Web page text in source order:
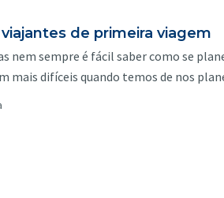
de primeira viagem
nem sempre é fácil saber como se
mais difíceis quando temos de nos